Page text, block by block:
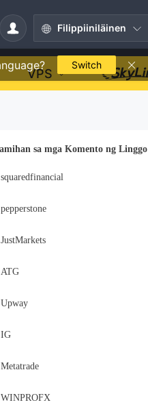
Filippiiniläinen
Switch
VPS
sa mga Komento ng Linggo
squaredfinancial
pepperstone
JustMarkets
ATG
Upway
IG
Metatrade
WINPROFX